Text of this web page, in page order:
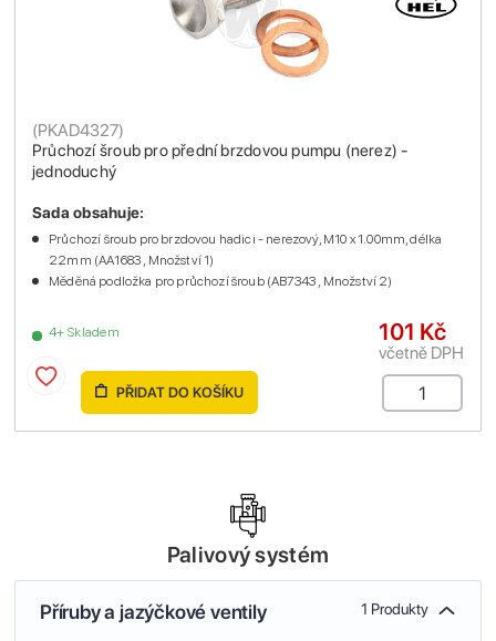
Průchozí šroub pro přední brzdovou pumpu (nerez) -
jednoduchý
(PKAD4327)
4+ Skladem
Sada obsahuje:
Průchozí šroub pro brzdovou hadici - nerezový, M10 x 1.00mm, délka
22mm (AA1683 , Množství 1)
Měděná podložka pro průchozí šroub (AB7343 , Množství 2)
101 Kč
včetně DPH
PŘIDAT DO KOŠÍKU
Palivový systém
Příruby a jazýčkové ventily 1 Produkty